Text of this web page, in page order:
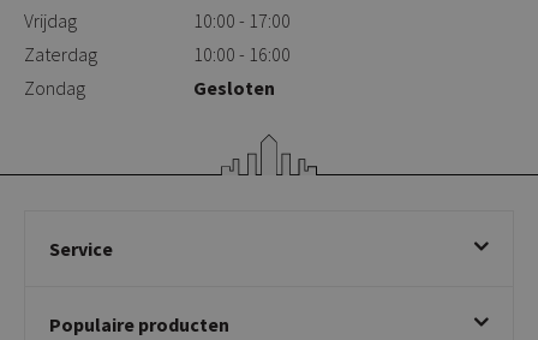
Vrijdag
10:00 - 17:00
Zaterdag
10:00 - 16:00
Zondag
Gesloten
Service
Betalen & annuleren
Populaire producten